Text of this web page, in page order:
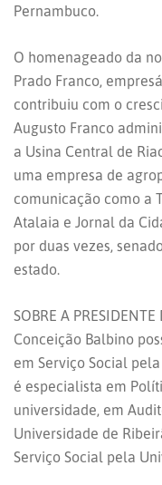
Pernambuco.
O homenageado da
Prado Franco,
contribuiu com o
Augusto Franco
a Usina Central de
uma empresa de
comunicação como a
Atalaia e Jornal da
por duas vezes,
estado.
SOBRE A PRESIDENTE
Conceição Balbino
em Serviço Social
é especialista em
universidade, em
Universidade de
Serviço Social pela